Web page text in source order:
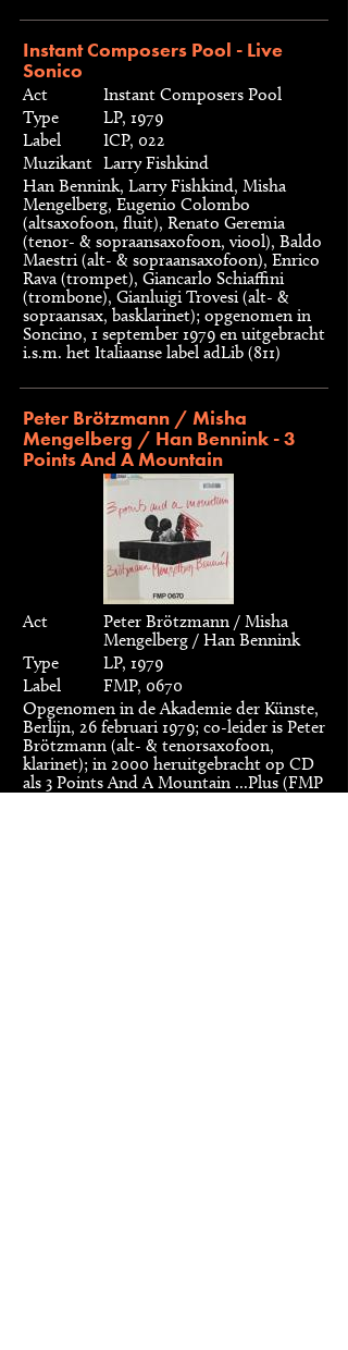
Instant Composers Pool - Live
Sonico
Act
Instant Composers Pool
Type
LP, 1979
Label
ICP, 022
Muzikant Larry Fishkind
Han Bennink, Larry Fishkind, Misha
Mengelberg, Eugenio Colombo
(altsaxofoon, fluit), Renato Geremia
(tenor- & sopraansaxofoon, viool), Baldo
Maestri (alt- & sopraansaxofoon), Enrico
Rava (trompet), Giancarlo Schiaffini
(trombone), Gianluigi Trovesi (alt- &
sopraansax, basklarinet); opgenomen in
Soncino, 1 september 1979 en uitgebracht
i.s.m. het Italiaanse label adLib (811)
Peter Brötzmann / Misha
Mengelberg / Han Bennink - 3
Points And A Mountain
Act
Peter Brötzmann / Misha
Mengelberg / Han Bennink
Type
LP, 1979
Label
FMP, 0670
Opgenomen in de Akademie der Künste,
Berlijn, 26 februari 1979; co-leider is Peter
Brötzmann (alt- & tenorsaxofoon,
klarinet); in 2000 heruitgebracht op CD
als 3 Points And A Mountain ...Plus (FMP